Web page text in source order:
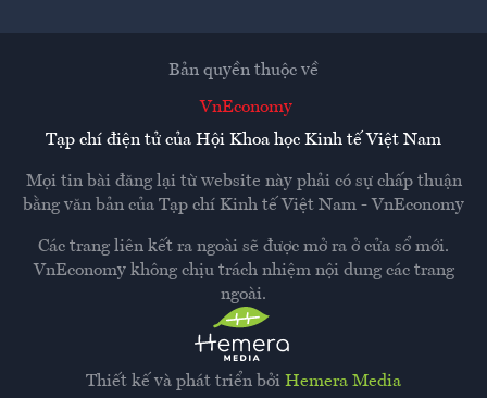
Thiết kế và phát triển bởi Hemera Media
Bản quyền thuộc về
VnEconomy
Tạp chí điện tử của Hội Khoa học Kinh tế Việt Nam
Mọi tin bài đăng lại từ website này phải có sự chấp thuận
bằng văn bản của Tạp chí Kinh tế Việt Nam - VnEconomy
Các trang liên kết ra ngoài sẽ được mở ra ở cửa sổ mới.
VnEconomy không chịu trách nhiệm nội dung các trang
ngoài.